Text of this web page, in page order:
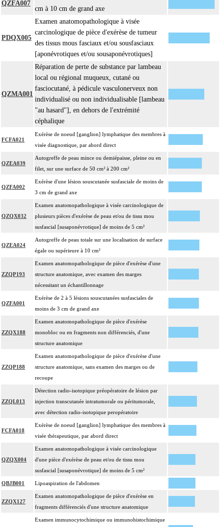
QZFA007
cm à 10 cm de grand axe
PDQX005
Examen anatomopathologique à visée
carcinologique de pièce d'exérèse de tumeur
des tissus mous fasciaux et/ou sousfasciaux
[aponévrotiques et/ou sousaponévrotiques]
QZMA001
Réparation de perte de substance par lambeau
local ou régional muqueux, cutané ou
fasciocutané, à pédicule vasculonerveux non
individualisé ou non individualisable [lambeau
"au hasard"], en dehors de l'extrémité
céphalique
FCFA021
Exérèse de noeud [ganglion] lymphatique des membres à
visée diagnostique, par abord direct
QZEA039
Autogreffe de peau mince ou demiépaisse, pleine ou en
filet, sur une surface de 50 cm² à 200 cm²
QZFA002
Exérèse d'une lésion souscutanée susfasciale de moins de
3 cm de grand axe
QZQX032
Examen anatomopathologique à visée carcinologique de
plusieurs pièces d'exérèse de peau et/ou de tissu mou
susfascial [susaponévrotique] de moins de 5 cm²
QZEA024
Autogreffe de peau totale sur une localisation de surface
égale ou supérieure à 10 cm²
ZZQP193
Examen anatomopathologique de pièce d'exérèse d'une
structure anatomique, avec examen des marges
nécessitant un échantillonnage
QZFA001
Exérèse de 2 à 5 lésions souscutanées susfasciales de
moins de 3 cm de grand axe
ZZQX188
Examen anatomopathologique de pièce d'exérèse
monobloc ou en fragments non différenciés, d'une
structure anatomique
ZZQP188
Examen anatomopathologique de pièce d'exérèse d'une
structure anatomique, sans examen des marges ou de
recoupe
ZZQL013
Détection radio-isotopique préopératoire de lésion par
injection transcutanée intratumorale ou péritumorale,
avec détection radio-isotopique peropératoire
FCFA018
Exérèse de noeud [ganglion] lymphatique des membres à
visée thérapeutique, par abord direct
QZQX004
Examen anatomopathologique à visée carcinologique
d'une pièce d'exérèse de peau et/ou de tissu mou
susfascial [susaponévrotique] de moins de 5 cm²
QBJB001 Lipoaspiration de l'abdomen
ZZQX127
Examen anatomopathologique de pièce d'exérèse en
fragments différenciés d'une structure anatomique
Examen immunocytochimique ou immunohistochimique